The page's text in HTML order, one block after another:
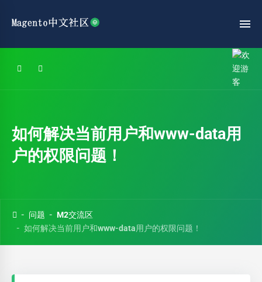
如何解决当前用户和www-data用
户的权限问题！
问题
M2交流区
如何解决当前用户和www-data用户的权限问题！